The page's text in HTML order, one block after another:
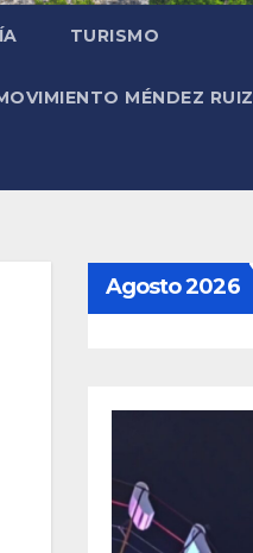
TURISMO
MÉNDEZ RUIZ
Agosto 2026